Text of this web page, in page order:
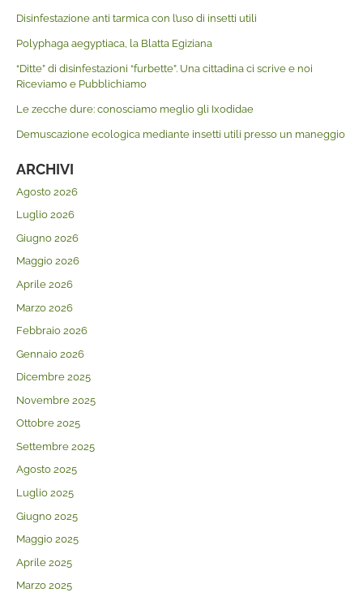
Disinfestazione anti tarmica con l’uso di insetti utili
Polyphaga aegyptiaca, la Blatta Egiziana
“Ditte” di disinfestazioni “furbette”. Una cittadina ci scrive e noi
Riceviamo e Pubblichiamo
Le zecche dure: conosciamo meglio gli Ixodidae
Demuscazione ecologica mediante insetti utili presso un maneggio
ARCHIVI
Agosto 2026
Luglio 2026
Giugno 2026
Maggio 2026
Aprile 2026
Marzo 2026
Febbraio 2026
Gennaio 2026
Dicembre 2025
Novembre 2025
Ottobre 2025
Settembre 2025
Agosto 2025
Luglio 2025
Giugno 2025
Maggio 2025
Aprile 2025
Marzo 2025